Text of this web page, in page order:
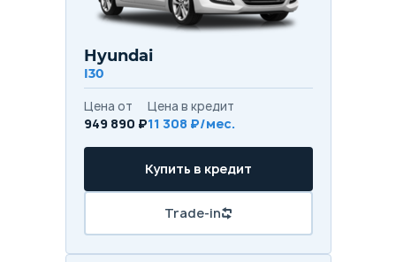
Hyundai
I30
Цена от
949 890 ₽
Цена в кредит
11 308 ₽/мес.
Купить в кредит
Trade-in